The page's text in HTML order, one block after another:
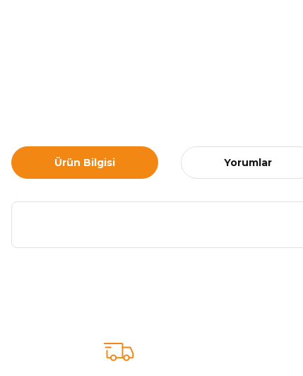
Ürün Bilgisi Yorumlar
Ürün açıklamasında eksik bilgiler bulunuyor.